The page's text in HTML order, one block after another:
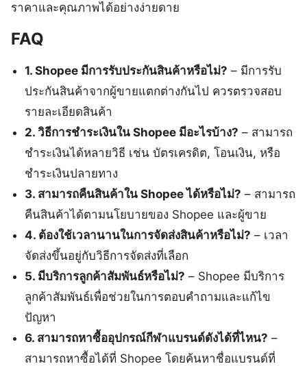
ราคาและคุณภาพได้อย่างง่ายดาย
FAQ
1. Shopee มีการรับประกันสินค้าหรือไม่? – มีการรับ
ประกันสินค้าจากผู้ขายแตกต่างกันไป ควรตรวจสอบ
รายละเอียดสินค้า
2. วิธีการชำระเงินใน Shopee มีอะไรบ้าง? – สามารถ
ชำระเงินได้หลายวิธี เช่น บัตรเครดิต, โอนเงิน, หรือ
ชำระเงินปลายทาง
3. สามารถคืนสินค้าใน Shopee ได้หรือไม่? – สามารถ
คืนสินค้าได้ตามนโยบายของ Shopee และผู้ขาย
4. ต้องใช้เวลานานในการจัดส่งสินค้าหรือไม่? – เวลา
จัดส่งขึ้นอยู่กับวิธีการจัดส่งที่เลือก
5. มีบริการลูกค้าสัมพันธ์หรือไม่? – Shopee มีบริการ
ลูกค้าสัมพันธ์เพื่อช่วยในการตอบคำถามและแก้ไข
ปัญหา
6. สามารถหาซื้ออุปกรณ์กีฬาแบรนด์ดังได้ที่ไหน? –
สามารถหาซื้อได้ที่ Shopee โดยค้นหาชื่อแบรนด์ที่